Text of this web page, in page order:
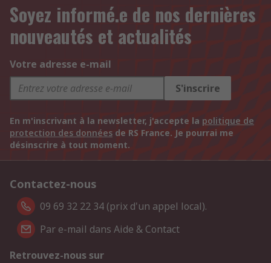
Soyez informé.e de nos dernières
nouveautés et actualités
Votre adresse e-mail
S'inscrire
En m'inscrivant à la newsletter, j'accepte la politique de
protection des données de RS France. Je pourrai me
désinscrire à tout moment.
Contactez-nous
09 69 32 22 34 (prix d'un appel local).
Par e-mail dans Aide & Contact
Retrouvez-nous sur